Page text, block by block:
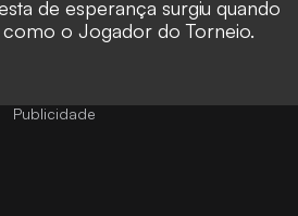
de esperança surgiu quando
o Jogador do Torneio.
Publicidade